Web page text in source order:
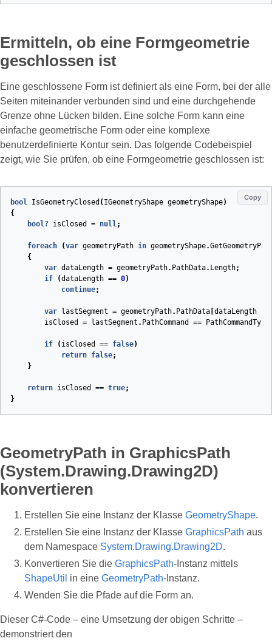
Ermitteln, ob eine Formgeometrie
geschlossen ist
Eine geschlossene Form ist definiert als eine Form, bei der alle
Seiten miteinander verbunden sind und eine durchgehende
Grenze ohne Lücken bilden. Eine solche Form kann eine
einfache geometrische Form oder eine komplexe
benutzerdefinierte Kontur sein. Das folgende Codebeispiel
zeigt, wie Sie prüfen, ob eine Formgeometrie geschlossen ist:
Copy
bool IsGeometryClosed ( IGeometryShape geometryShape)
{
bool? isClosed = null;
foreach (var geometryPath in geometryShape.
{
var dataLength = geometryPath. PathData. Length;
if
(dataLength == 0)
continue;
var lastSegment = geometryPath. PathData dataLength
isClosed
= lastSegment . PathCommand == PathCommandType
if ( isClosed == false)
return false;
}
return isClosed == true;
}
GeometryPath in GraphicsPath
(System.Drawing.Drawing2D)
konvertieren
Erstellen Sie eine Instanz der Klasse GeometryShape.
Erstellen Sie eine Instanz der Klasse GraphicsPath aus
dem Namespace System.Drawing.Drawing2D.
Konvertieren Sie die GraphicsPath-Instanz mittels
ShapeUtil in eine GeometryPath-Instanz.
Wenden Sie die Pfade auf die Form an.
Dieser C#‑Code – eine Umsetzung der obigen Schritte –
demonstriert den